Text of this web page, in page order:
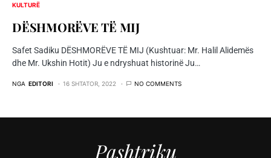
KULTURË
DËSHMORËVE TË MIJ
Safet Sadiku DËSHMORËVE TË MIJ (Kushtuar: Mr. Halil Alidemës
dhe Mr. Ukshin Hotit) Ju e ndryshuat historinë Ju…
NGA EDITORI 16 SHTATOR, 2022 NO COMMENTS
Pashtriku